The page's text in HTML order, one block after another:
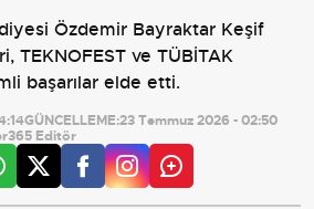
Özdemir Bayraktar Keşif
TEKNOFEST ve TÜBİTAK
başarılar elde etti.
GÜNCELLEME:23 Temmuz 2026 - 02:50
Editör